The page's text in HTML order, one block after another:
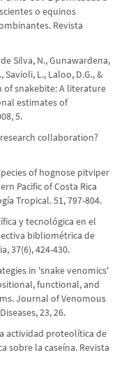
o equinos
Revista
Silva, N., Gunawardena,
Savioli, L., Laloo, D.G., &
of snakebite: A literature
estimates of
5.
research collaboration?
of hognose pitviper
Pacific of Costa Rica
Tropical. 51, 797-804.
y tecnológica en el
bibliométrica de
37(6), 424-430.
in 'snake venomics'
functional, and
Journal of Venomous
23, 26.
actividad proteolítica de
sobre la caseína. Revista